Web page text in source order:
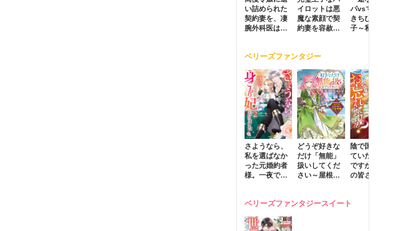
い詰められた
契約妻を、凄
腕外科医はこ
イロットは悪
魔な素顔で契
約妻を容赦な
パvsママ大好
きちびっこ息
子～私を捨て
ベリーズファンタジー
さようなら、
私を選ばなか
った元婚約者
様。一夜で大
ました２
どうぞ好きな
だけ「無能」
扱いしてくだ
さい～屋根裏
動かす万能令
陰で国を支え
ていたのは私
ですが、王家
の皆さんお忘
れ才女の辺境
ベリーズファンタジースイート